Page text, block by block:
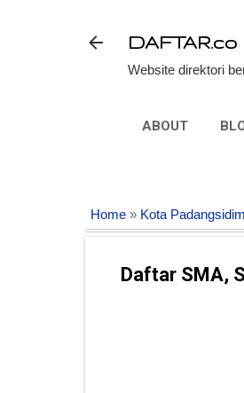
DAFTAR.co
Website direktori
ABOUT
Home » Kota
Daftar SMA,